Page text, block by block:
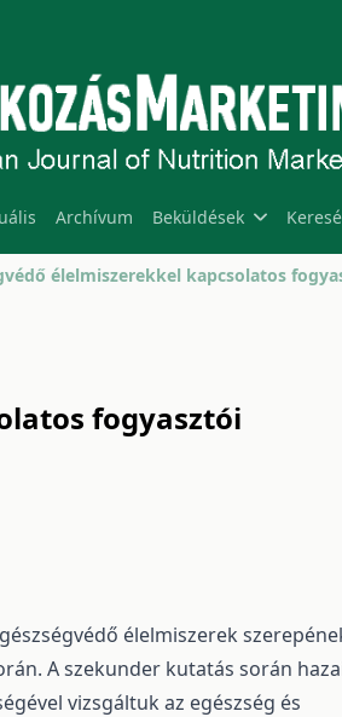
Archívum Beküldések
fogyasztói
élelmiszerek
A szekunder kutatás során
vizsgáltuk az egészség és